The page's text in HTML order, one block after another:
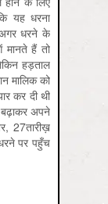
यह धरना
अगर धरने के
मानते हैं तो
हड़ताल
मालिक को
कर दी थी
अपने
27तारीख़
पर पहुँच